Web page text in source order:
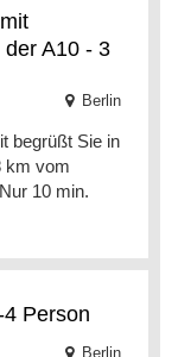
A10 - 3
Berlin
begrüßt Sie in
km vom
10 min.
Person
Berlin